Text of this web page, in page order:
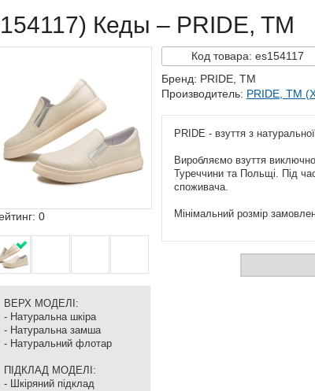
Кеды – PRIDE, TM
0
ВЕРХ МОДЕЛІ:
- Натуральна шкіра
- Натуральна замша
- Натуральний флотар
ПІДКЛАД МОДЕЛІ:
- Шкіряний підклад
Код товара:es154117
Бренд: PRIDE, TM
Производитель: PRIDE, TM
PRIDE - взуття з
Виробляємо взуття
Туреччини та Польщі. Під
споживача.
Мінімальний розмір